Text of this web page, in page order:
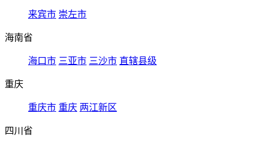
来宾市 崇左市
海南省
海口市 三亚市 三沙市 直辖县级
重庆
重庆市 重庆 两江新区
四川省